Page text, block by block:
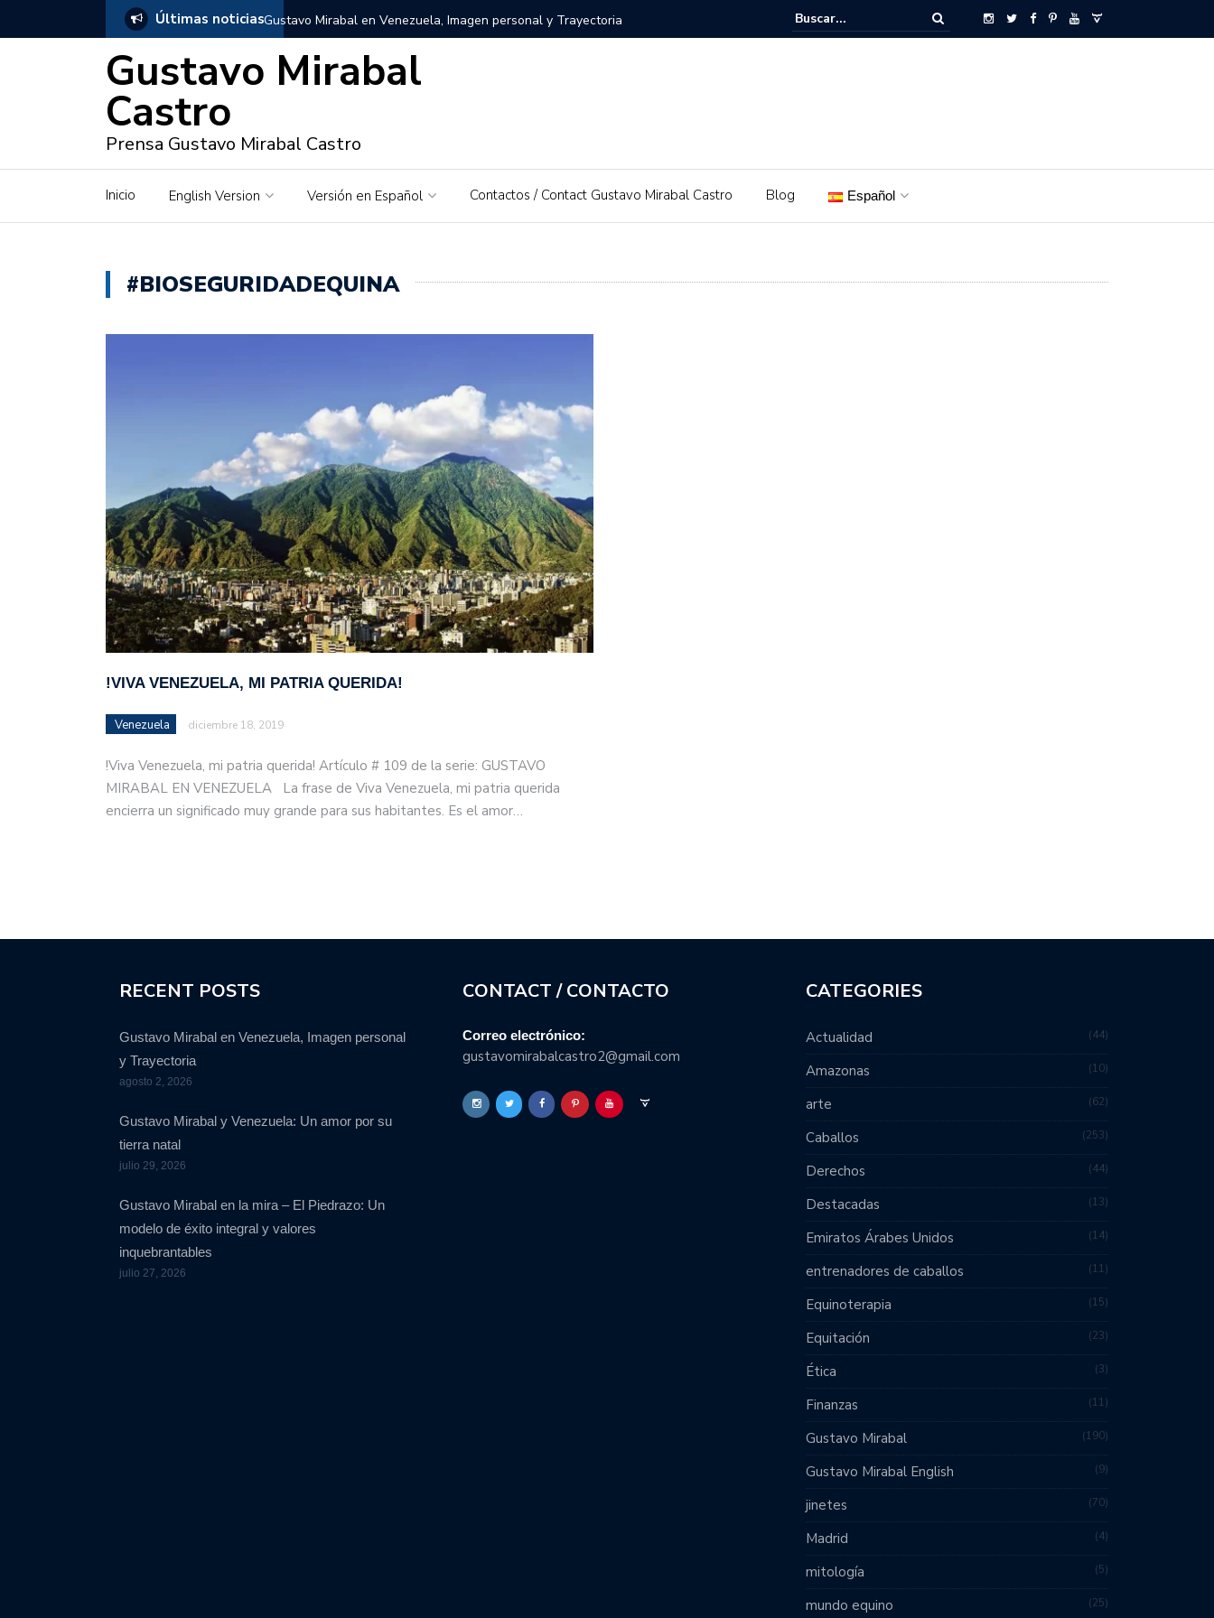
Últimas noticiasGustavo Mirabal en Venezuela, Imagen personal y Trayectoria
Gustavo Mirabal y Venezuela: Un amor por su tierra natal
Redes sociales y web para la educación financiera de Gustavo Mirabal
Qwen.ai para Empresas: Guía de Herramientas y Casos de Uso Prácticos en
Gustavo Mirabal y las entrañas de la ley: Una exploración sobre el acceso a la
justicia en Venezuela, Tribunales y el Tribunal Supremo de Justicia
Gustavo Mirabal
Castro
Prensa Gustavo Mirabal Castro
Inicio English Version Versión en Español Contactos / Contact Gustavo Mirabal Castro Blog Español
#BIOSEGURIDADEQUINA
!VIVA VENEZUELA, MI PATRIA QUERIDA!
Venezuela diciembre 18, 2019
!Viva Venezuela, mi patria querida! Artículo # 109 de la serie: GUSTAVO
MIRABAL EN VENEZUELA La frase de Viva Venezuela, mi patria querida
encierra un significado muy grande para sus habitantes. Es el amor…
RECENT POSTS
Gustavo Mirabal en Venezuela, Imagen personal
y Trayectoria
agosto 2, 2026
Gustavo Mirabal y Venezuela: Un amor por su
tierra natal
julio 29, 2026
Gustavo Mirabal en la mira – El Piedrazo: Un
modelo de éxito integral y valores
inquebrantables
julio 27, 2026
CONTACT / CONTACTO
Correo electrónico:
gustavomirabalcastro2@gmail.com
CATEGORIES
Actualidad 44
Amazonas 10
arte 62
Caballos 253
Derechos 44
Destacadas 13
Emiratos Árabes Unidos 14
entrenadores de caballos 11
Equinoterapia 15
Equitación 23
Ética 3
Finanzas 11
Gustavo Mirabal 190
Gustavo Mirabal English 9
jinetes 70
Madrid 4
mitología 5
mundo equino 25